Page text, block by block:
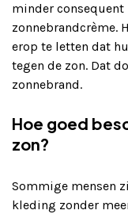
minder
zonnebrandcrème.
erop te letten dat
tegen de zon. Dat
zonnebrand.
Hoe goed
zon?
Sommige mensen
kleding zonder